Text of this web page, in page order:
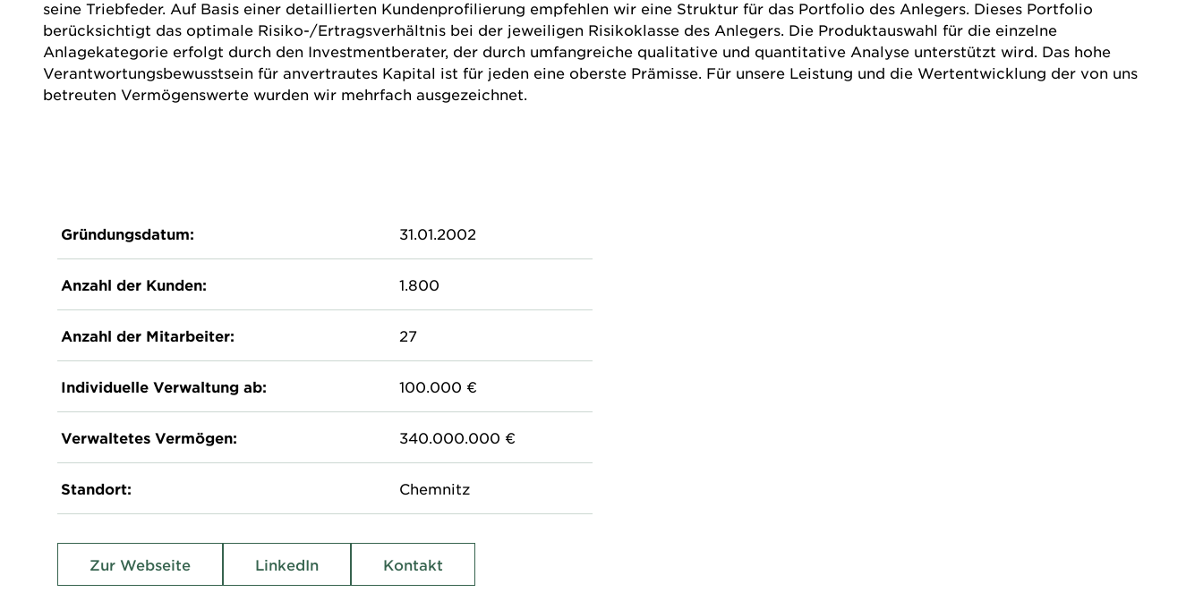
seine Triebfeder. Auf Basis einer detaillierten Kundenprofilierung empfehlen wir eine Struktur für das Portfolio des Anlegers. Dieses Portfolio
berücksichtigt das optimale Risiko-/Ertragsverhältnis bei der jeweiligen Risikoklasse des Anlegers. Die Produktauswahl für die einzelne
Anlagekategorie erfolgt durch den Investmentberater, der durch umfangreiche qualitative und quantitative Analyse unterstützt wird. Das hohe
Verantwortungsbewusstsein für anvertrautes Kapital ist für jeden eine oberste Prämisse. Für unsere Leistung und die Wertentwicklung der von uns
betreuten Vermögenswerte wurden wir mehrfach ausgezeichnet.
Gründungsdatum: 31.01.2002
Anzahl der Kunden: 1.800
Anzahl der Mitarbeiter: 27
Individuelle Verwaltung ab: 100.000 €
Verwaltetes Vermögen: 340.000.000 €
Standort: Chemnitz
Zur Webseite LinkedIn Kontakt